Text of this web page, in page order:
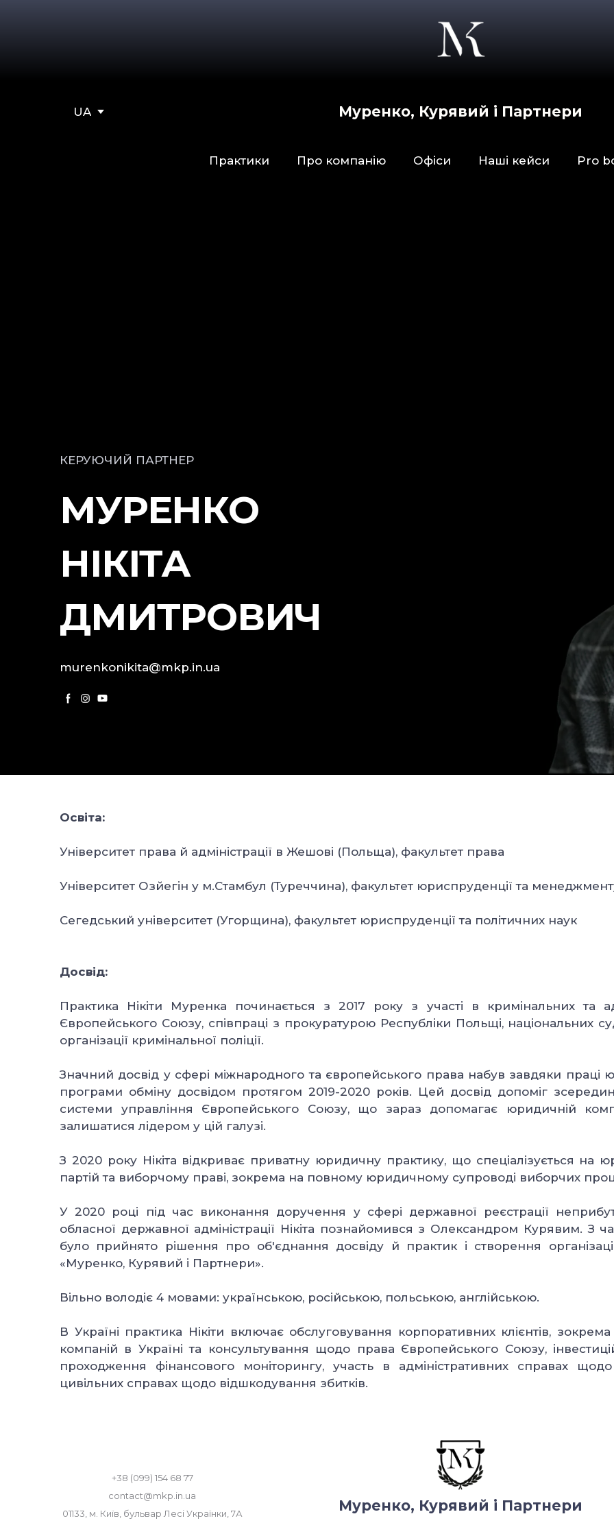
UA Муренко, Курявий і Партнери
Практики Про компанію Офіси Наші кейси Pro
МУРЕНКО
НІКІТА
ДМИТРОВИЧ
КЕРУЮЧИЙ ПАРТНЕР
murenkonikita@mkp.in.ua
Освіта:
Університет права й адміністрації в Жешові (Польща), факультет права
Університет Озйегін у м.Стамбул (Туреччина), факультет юриспруденції та
Сегедський університет (Угорщина), факультет юриспруденції та політичних наук
Досвід:
Практика Нікіти Муренка починається з 2017 року з участі в кримінальних та
Європейського Союзу, співпраці з прокуратурою Республіки Польщі, національних
організації кримінальної поліції.
Значний досвід у сфері міжнародного та європейського права набув завдяки праці
програми обміну досвідом протягом 2019-2020 років. Цей досвід допоміг
системи управління Європейського Союзу, що зараз допомагає юридичній
залишатися лідером у цій галузі.
З 2020 року Нікіта відкриває приватну юридичну практику, що спеціалізується на
партій та виборчому праві, зокрема на повному юридичному супроводі виборчих
У 2020 році під час виконання доручення у сфері державної реєстрації
обласної державної адміністрації Нікіта познайомився з Олександром Курявим. З
було прийнято рішення про об'єднання досвіду й практик і створення
«Муренко, Курявий і Партнери».
Вільно володіє 4 мовами: українською, російською, польською, англійською.
В Україні практика Нікіти включає обслуговування корпоративних клієнтів,
компаній в Україні та консультування щодо права Європейського Союзу,
проходження фінансового моніторингу, участь в адміністративних справах
цивільних справах щодо відшкодування збитків.
+38 (099) 154 68 77
contact@mkp.in.ua
01133, м. Київ, бульвар Лесі Українки, 7А
Муренко, Курявий і Партнери